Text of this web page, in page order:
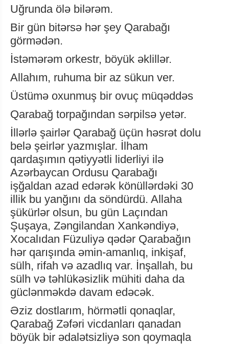
Uğrunda ölə bilərəm.
Bir gün bitərsə hər şey Qarabağı
görmədən.
İstəmərəm orkestr, böyük əklillər.
Allahım, ruhuma bir az sükun ver.
Üstümə oxunmuş bir ovuç müqəddəs
Qarabağ torpağından sərpilsə yetər.
İllərlə şairlər Qarabağ üçün həsrət dolu
belə şeirlər yazmışlar. İlham
qardaşımın qətiyyətli liderliyi ilə
Azərbaycan Ordusu Qarabağı
işğaldan azad edərək könüllərdəki 30
illik bu yanğını da söndürdü. Allaha
şükürlər olsun, bu gün Laçından
Şuşaya, Zəngilandan Xankəndiyə,
Xocalıdan Füzuliyə qədər Qarabağın
hər qarışında əmin-amanlıq, inkişaf,
sülh, rifah və azadlıq var. İnşallah, bu
sülh və təhlükəsizlik mühiti daha da
güclənməkdə davam edəcək.
Əziz dostlarım, hörmətli qonaqlar,
Qarabağ Zəfəri vicdanları qanadan
böyük bir ədalətsizliyə son qoymaqla